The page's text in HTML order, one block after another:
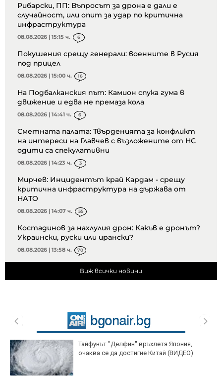
Рибарски, ПП: Въпросът за дрона е дали е
случайност, или опит за удар по критична
инфраструктура
08.08.2026 | 15:15 ч. 6
Покушения срещу генерали: военните в Русия
под прицел
08.08.2026 | 15:00 ч. 16
На Подбалканския път: Камион спука гума в
движение и едва не премаза кола
08.08.2026 | 14:41 ч. 6
Сметната палата: Твърденията за конфликт
на интереси на Главчев с възложените от НС
одити са спекулативни
08.08.2026 | 14:23 ч. 3
Мирчев: Инцидентът край Кардам - срещу
критична инфраструктура на държава от
НАТО
08.08.2026 | 14:07 ч. 55
Костадинов за нахлулия дрон: Какъв е дронът?
Украински, руски или ирански?
08.08.2026 | 13:58 ч. 70
Виж всички новини
Тайфунът "Делфин" връхлетя Япония,
очаква се да достигне Китай (ВИДЕО)